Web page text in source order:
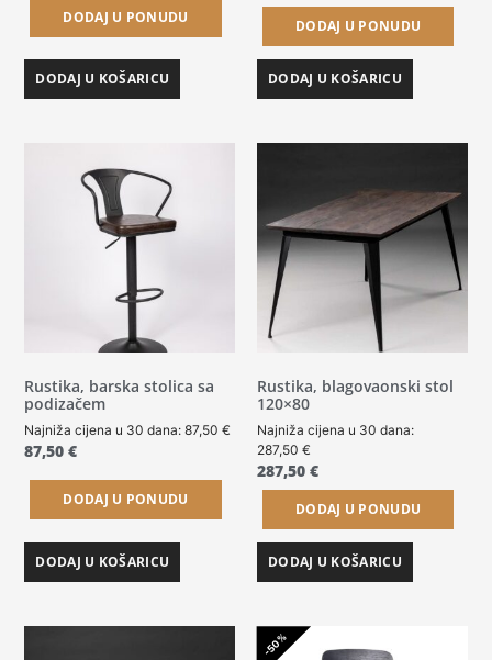
DODAJ U PONUDU
DODAJ U KOŠARICU
DODAJ U PONUDU
DODAJ U KOŠARICU
Rustika, barska stolica sa
podizačem
Najniža cijena u 30 dana:87,50€
87,50€
DODAJ U PONUDU
DODAJ U KOŠARICU
Rustika, blagovaonski stol
120×80
Najniža cijena u 30 dana:
287,50 €
287,50 €
DODAJ U PONUDU
DODAJ U KOŠARICU
-50%